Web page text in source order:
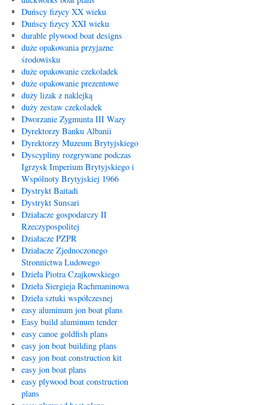
Duńscy fizycy XX wieku
Duńscy fizycy XXI wieku
durable plywood boat designs
duże opakowania przyjazne
środowisku
duże opakowanie czekoladek
duże opakowanie prezentowe
duży lizak z naklejką
duży zestaw czekoladek
Dworzanie Zygmunta III Wazy
Dyrektorzy Banku Albanii
Dyrektorzy Muzeum Brytyjskiego
Dyscypliny rozgrywane podczas
Igrzysk Imperium Brytyjskiego i
Wspólnoty Brytyjskiej 1966
Dystrykt Baitadi
Dystrykt Sunsari
Działacze gospodarczy II
Rzeczypospolitej
Działacze PZPR
Działacze Zjednoczonego
Stronnictwa Ludowego
Dzieła Piotra Czajkowskiego
Dzieła Siergieja Rachmaninowa
Dzieła sztuki współczesnej
easy aluminum jon boat plans
Easy build aluminum tender
easy canoe goldfish plans
easy jon boat building plans
easy jon boat construction kit
easy jon boat plans
easy plywood boat construction
plans